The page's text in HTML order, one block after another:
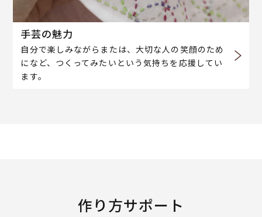
手芸の魅力
自分で楽しみながらまたは、大切な人の笑顔のため
になど、つくってみたいという気持ちを応援してい
ます。
作り方サポート